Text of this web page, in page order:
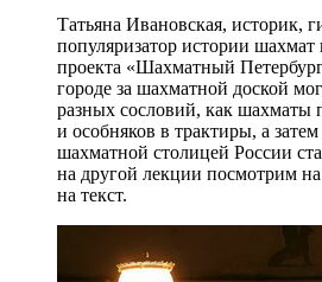
Татьяна Ивановская, историк,
популяризатор истории шахмат
проекта «Шахматный
городе за шахматной доской
разных сословий, как шахматы
и особняков в трактиры, а
шахматной столицей России
на другой лекции посмотрим
на текст.